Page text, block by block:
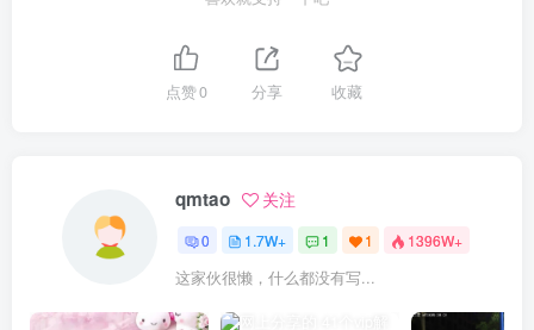
点赞0 分享 收藏
qmtao 关注
0 1.7W+ 1 1 1396W+
这家伙很懒，什么都没有写...